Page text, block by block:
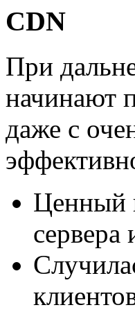
CDN
При
начинают
даже с
Ценный
сервера